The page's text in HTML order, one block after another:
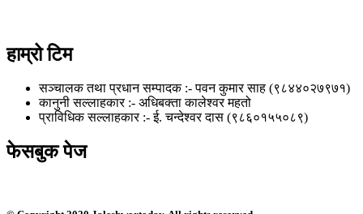
हाम्रो टिम
सञ्चालक तथा प्रधान सम्पादक :- पवन कुमार साह (९८४४०२७९७१)
कानुनी सल्लाहकार :- अधिबक्ता कालेश्वर महतो
प्राविधिक सल्लाहकार :- ई. चन्देश्वर दास (९८६०१५५०८९)
फेसबुक पेज